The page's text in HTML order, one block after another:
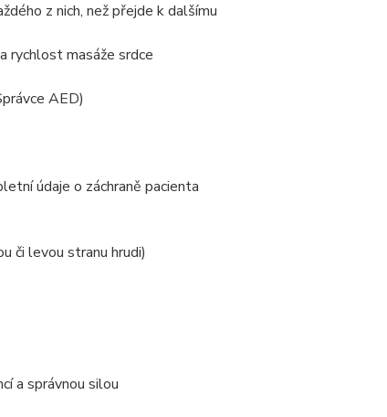
z nich, než přejde k dalšímu
rychlost masáže srdce
AED)
údaje o záchraně pacienta
či levou stranu hrudi)
a správnou silou